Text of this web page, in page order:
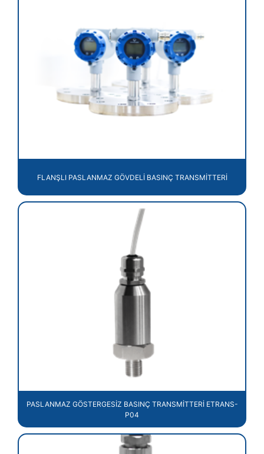
FLANŞLI PASLANMAZ GÖVDELİ BASINÇ TRANSMİTTERİ
PASLANMAZ GÖSTERGESİZ BASINÇ TRANSMİTTERİ ETRANS-
P04